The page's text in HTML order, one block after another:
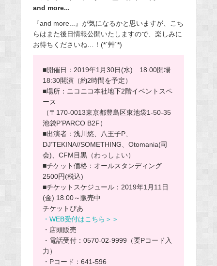
and more...
『and more...』が気になるかと思いますが、こち
らはまた後日情報公開いたしますので、楽しみに
お待ちくださいね…！(*´艸`*)
■開催日：2019年1月30日(水) 18:00開場
18:30開演（約2時間を予定）
■場所：ニコニコ本社地下2階イベントスペ
ース
（〒170-0013東京都豊島区東池袋1-50-35
池袋P’PARCO B2F）
■出演者：浅川悠、八王子P、
DJ’TEKINA//SOMETHING、Otomania(司
会)、CFM目黒（わっしょい）
■チケット価格：オールスタンディング
2500円(税込)
■チケットスケジュール：2019年1月11日
(金) 18:00～販売中
チケットぴあ
・WEB受付はこちら＞＞
・店頭販売
・電話受付：0570-02-9999（要Pコード入
力）
・Pコード：641-596